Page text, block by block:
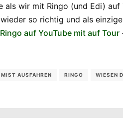
als wir mit Ringo (und Edi)
so richtig und als
auf YouTube mit auf Tour
MIST AUSFAHREN RINGO WIESEN